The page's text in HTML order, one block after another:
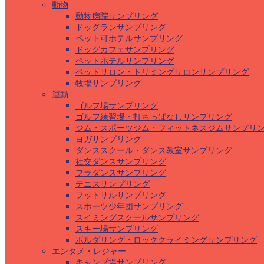
動物
動物病院サンプリング
ドッグランサンプリング
ペット可ホテルサンプリング
ドッグカフェサンプリング
ペットホテルサンプリング
ペットサロン・トリミングサロンサンプリング
牧場サンプリング
運動
ゴルフ場サンプリング
ゴルフ練習場・打ちっぱなしサンプリング
ジム・スポーツジム・フィットネスジムサンプリ
ヨガサンプリング
ダンススクール・ダンス教室サンプリング
社交ダンスサンプリング
フラダンスサンプリング
テニスサンプリング
フットサルサンプリング
スポーツ少年団サンプリング
スイミングスクールサンプリング
スキー場サンプリング
ボルダリング・ロッククライミングサンプリング
エンタメ・レジャー